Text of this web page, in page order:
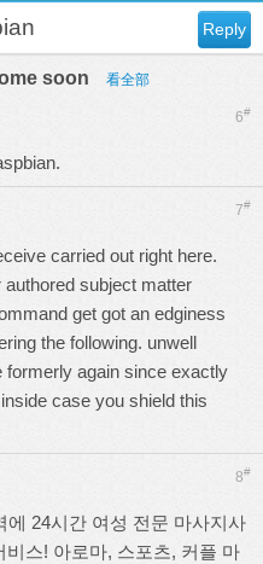
Reply
soon 看全部
6#
7#
carried out right here.
subject matter
get got an edginess
the following. unwell
formerly again since exactly
case you shield this
8#
24시간 여성 전문 마사지사
스! 아로마, 스포츠, 커플 마